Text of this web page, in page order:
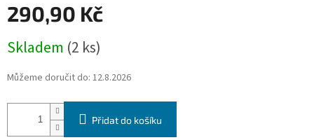
290,90 Kč
cena:
Skladem (2 ks)
Můžeme doručit do: 12.8.2026
Přidat do košíku